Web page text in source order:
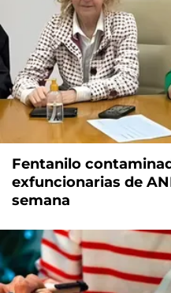
Fentanilo
exfuncionarias de
semana